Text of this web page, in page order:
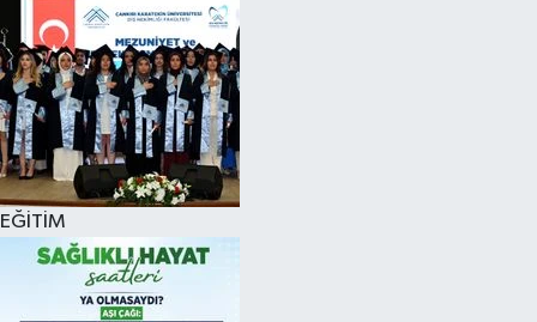
EĞİTİM
SİYASET
SPOR
TEKNOLOJİ
VİZYONDAKİLER
YAŞAM